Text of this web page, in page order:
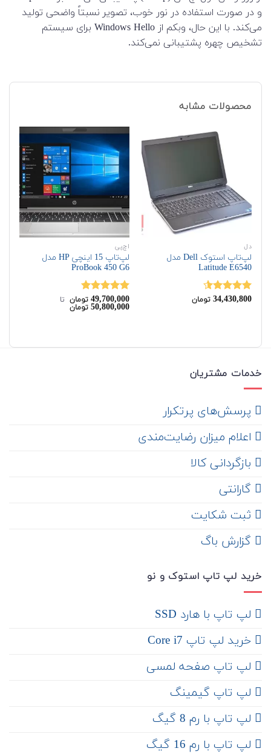
و در صورت استفاده در نور خوب، تصویر نسبتاً واضحی تولید
می‌کند. با این حال، وبکم از Windows Hello برای سیستم
تشخیص چهره پشتیبانی نمی‌کند.
محصولات مشابه
دل
لپ‌تاپ استوک Dell مدل
Latitude E6540
نمره4.50
34,430,800 تومان
اچ‌پی
لپ‌تاپ 15 اینچی HP مدل
ProBook 450 G6
نمره5.00
از 5
49,700,000 تومان‌ تا ‌
50,800,000 تومان
خدمات مشتریان
‌ پرسش‌های پرتکرار
اعلام میزان رضایت‌مندی
‌ بازگردانی کالا
گارانتی
ثبت شکایت
‌ گزارش باگ
خرید لپ تاپ استوک و نو
لپ تاپ با هارد SSD
خرید لپ تاپ Core i7
لپ تاپ صفحه لمسی
لپ تاپ گیمینگ
لپ تاپ با رم 8 گیگ
لپ تاپ با رم 16 گیگ